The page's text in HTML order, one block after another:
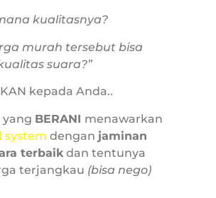
kualitasnya?
murah tersebut bisa
suara?”
kepada Anda..
yang BERANI menawarkan
system dengan jaminan
terbaik dan tentunya
terjangkau (bisa nego)